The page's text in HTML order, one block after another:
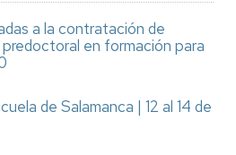
a la contratación de
en formación para
de Salamanca | 12 al 14 de